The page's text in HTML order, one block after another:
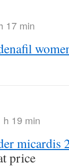
17 min
h 19 min
micardis
price